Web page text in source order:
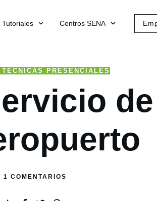
Tutoriales Centros SENA
TÉCNICAS PRESENCIALES
1 COMENTARIOS